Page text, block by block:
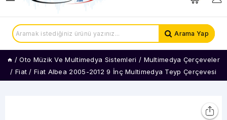
Arama Yap
/ Oto Müzik Ve Multimedya Sistemleri / Multimedya Çerçeveler
/ Fiat / Fiat Albea 2005-2012 9 İnç Multimedya Teyp Çerçevesi